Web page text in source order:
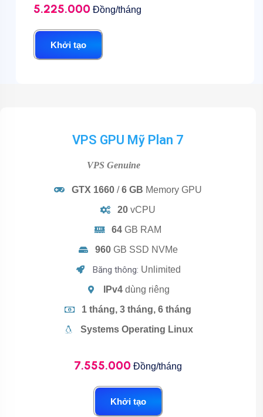
Khởi tạo
5.225.000 Đồng/tháng
VPS GPU Mỹ Plan 7
VPS Genuine
GTX 1660/6 GB Memory GPU
20vCPU
64 GB RAM
960 GB SSD NVMe
Băng thông: Unlimited
IPv4 dùng riêng
1 tháng, 3 tháng, 6 tháng
Systems Operating Linux
Khởi tạo
7.555.000 Đồng/tháng